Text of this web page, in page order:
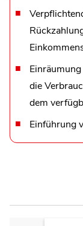
die
dem
Einführung